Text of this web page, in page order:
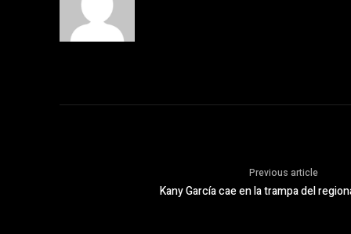
Previous article
Kany García cae en la trampa del